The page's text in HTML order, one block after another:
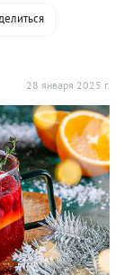
28 января 2025 г.